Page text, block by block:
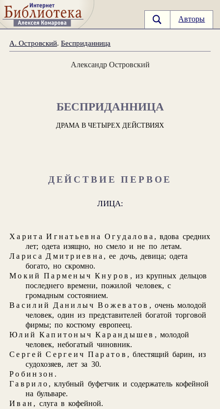
Авторы
А. Островский.Бесприданница
Александр Островский
БЕСПРИДАННИЦА
ДРАМА В ЧЕТЫРЕХ ДЕЙСТВИЯХ
ДЕЙСТВИЕ ПЕРВОЕ
ЛИЦА:
Харита Игнатьевна Огудалова , вдова средних
лет; одета изящно, но смело и не по летам.
Лариса Дмитриевна , ее дочь, девица; одета
богато, но скромно.
Мокий Парменыч Кнуров , из крупных дельцов
последнего времени, пожилой человек, с
громадным состоянием.
Василий Данилыч Вожеватов , очень молодой
человек, один из представителей богатой торговой
фирмы; по костюму европеец.
Юлий Капитоныч Карандышев , молодой
человек, небогатый чиновник.
Сергей Сергеич Паратов , блестящий барин, из
судохозяев, лет за 30.
Робинзон .
Гаврило , клубный буфетчик и содержатель кофейной
на бульваре.
Иван , слуга в кофейной.